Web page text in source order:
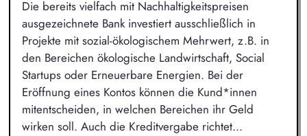
Die bereits vielfach mit Nachhaltigkeitspreisen
ausgezeichnete Bank investiert ausschließlich in
Projekte mit sozial-ökologischem Mehrwert, z.B. in
den Bereichen ökologische Landwirtschaft, Social
Startups oder Erneuerbare Energien. Bei der
Eröffnung eines Kontos können die Kund*innen
mitentscheiden, in welchen Bereichen ihr Geld
wirken soll. Auch die Kreditvergabe richtet...